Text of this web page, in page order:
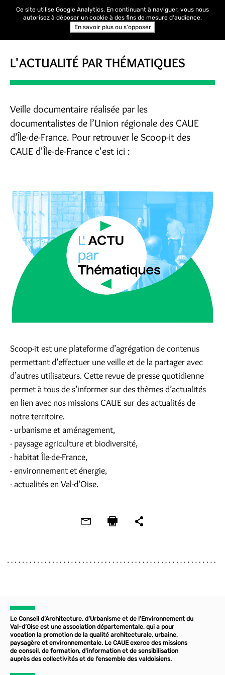
L'ACTUALITÉ PAR THÉMATIQUES
Veille documentaire réalisée par les
documentalistes de l’Union régionale des CAUE
d’Île-de-France. Pour retrouver le Scoop-it des
CAUE d'Île-de-France c'est ici :
Scoop-it est une plateforme d’agrégation de contenus
permettant d’effectuer une veille et de la partager avec
d’autres utilisateurs. Cette revue de presse quotidienne
permet à tous de s’informer sur des thèmes d’actualités
en lien avec nos missions CAUE sur des actualités de
notre territoire.
- urbanisme et aménagement,
- paysage agriculture et biodiversité,
- habitat Île-de-France,
- environnement et énergie,
- actualités en Val-d’Oise.
Le Conseil d’Architecture, d’Urbanisme et de l’Environnement du
Val-d’Oise est une association départementale, qui a pour
vocation la promotion de la qualité architecturale, urbaine,
paysagère et environnementale. Le CAUE exerce des missions
de conseil, de formation, d'information et de sensibilisation
auprès des collectivités et de l’ensemble des valdoisiens.
Ce site utilise Google Analytics. En continuant à naviguer, vous nous
autorisez à déposer un cookie à des fins de mesure d'audience.
En savoir plus ou s'opposer